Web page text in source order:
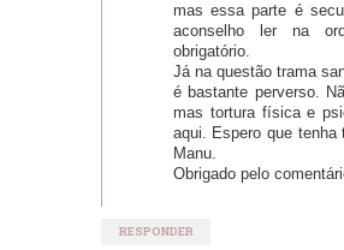
mas essa parte é
aconselho ler na
obrigatório.
Já na questão trama
é bastante perverso.
mas tortura física e
aqui. Espero que tenha
Manu.
Obrigado pelo
RESPONDER